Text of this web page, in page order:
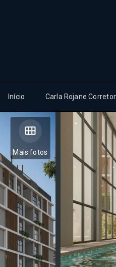
Início Carla Rojane
Mais fotos